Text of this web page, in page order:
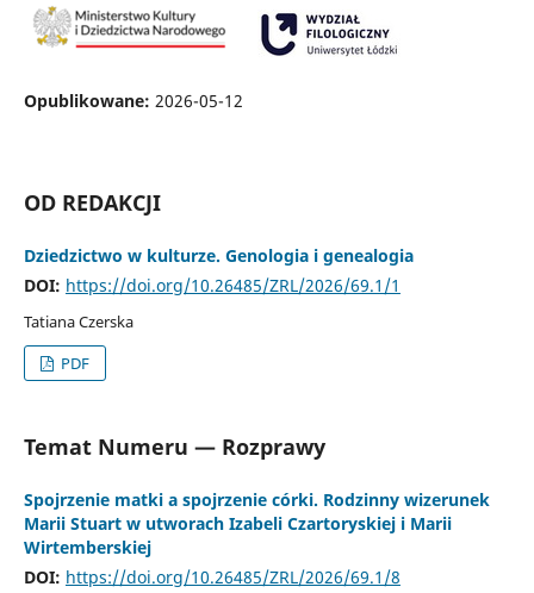
Opublikowane: 2026-05-12
OD REDAKCJI
Dziedzictwo w kulturze. Genologia i genealogia
DOI: https://doi.org/10.26485/ZRL/2026/69.1/1
Tatiana Czerska
PDF
Temat Numeru — Rozprawy
Spojrzenie matki a spojrzenie córki. Rodzinny wizerunek
Marii Stuart w utworach Izabeli Czartoryskiej i Marii
Wirtemberskiej
DOI: https://doi.org/10.26485/ZRL/2026/69.1/8